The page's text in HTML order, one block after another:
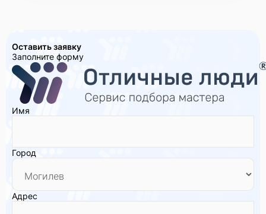
Оставить заявку
Заполните форму
Имя
Город
Адрес